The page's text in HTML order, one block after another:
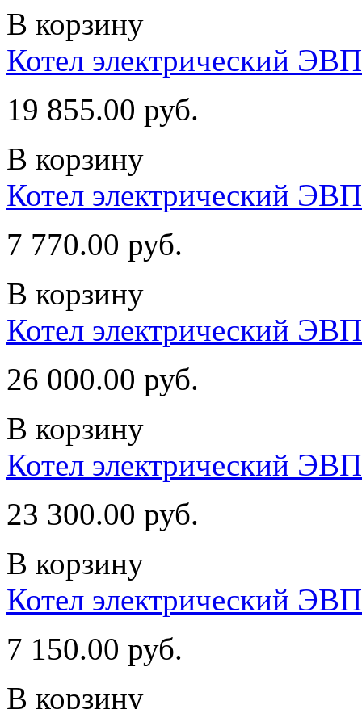
В корзину
Котел электрический
19 855.00 руб.
В корзину
Котел электрический
7 770.00 руб.
В корзину
Котел электрический
26 000.00 руб.
В корзину
Котел электрический
23 300.00 руб.
В корзину
Котел электрический
7 150.00 руб.
В корзину